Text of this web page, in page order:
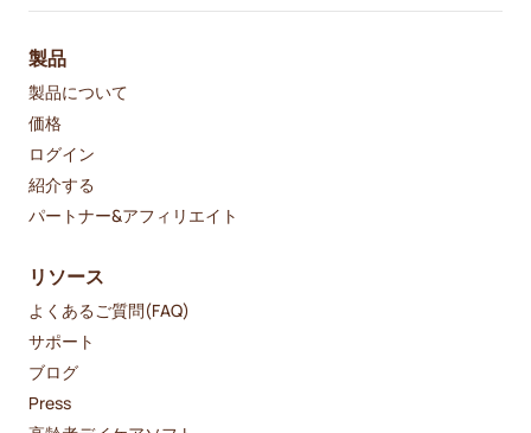
製品
製品について
価格
ログイン
紹介する
パートナー&アフィリエイト
リソース
よくあるご質問(FAQ)
サポート
ブログ
Press